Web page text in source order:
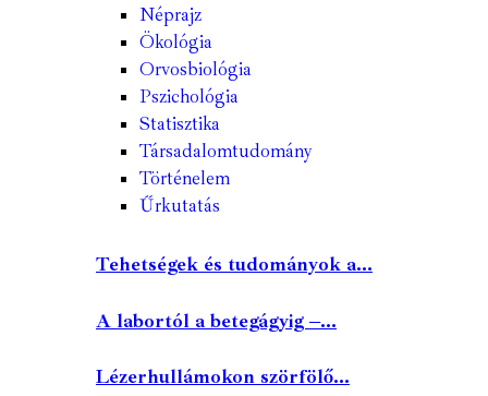
Néprajz
Ökológia
Orvosbiológia
Pszichológia
Statisztika
Társadalomtudomány
Történelem
Űrkutatás
Tehetségek és tudományok a...
A labortól a betegágyig –...
Lézerhullámokon szörfölő...